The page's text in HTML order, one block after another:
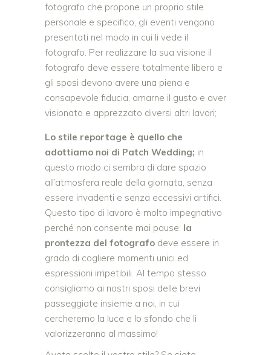
fotografo che propone un proprio stile
personale e specifico, gli eventi vengono
presentati nel modo in cui li vede il
fotografo. Per realizzare la sua visione il
fotografo deve essere totalmente libero e
gli sposi devono avere una piena e
consapevole fiducia, amarne il gusto e aver
visionato e apprezzato diversi altri lavori;
Lo stile reportage è quello che
adottiamo noi di Patch Wedding; in
questo modo ci sembra di dare spazio
all’atmosfera reale della giornata, senza
essere invadenti e senza eccessivi artifici.
Questo tipo di lavoro è molto impegnativo
perché non consente mai pause: la
prontezza del fotografo deve essere in
grado di cogliere momenti unici ed
espressioni irripetibili. Al tempo stesso
consigliamo ai nostri sposi delle brevi
passeggiate insieme a noi, in cui
cercheremo la luce e lo sfondo che li
valorizzeranno al massimo!